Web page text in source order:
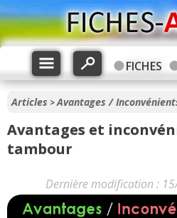
FICHES
Articles >Avantages /
Avantages et
tambour
Dernière modification :